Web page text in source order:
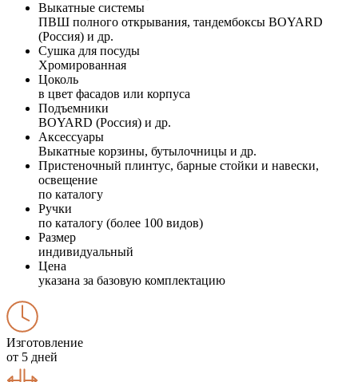
Выкатные системы
ПВШ полного открывания, тандембоксы BOYARD
(Россия) и др.
Сушка для посуды
Хромированная
Цоколь
в цвет фасадов или корпуса
Подъемники
BOYARD (Россия) и др.
Аксессуары
Выкатные корзины, бутылочницы и др.
Пристеночный плинтус, барные стойки и навески,
освещение
по каталогу
Ручки
по каталогу (более 100 видов)
Размер
индивидуальный
Цена
указана за базовую комплектацию
Изготовление
от 5 дней